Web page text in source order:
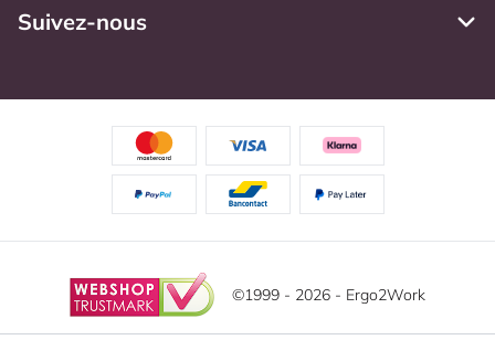
Suivez-nous
©1999 - 2026 - Ergo2Work